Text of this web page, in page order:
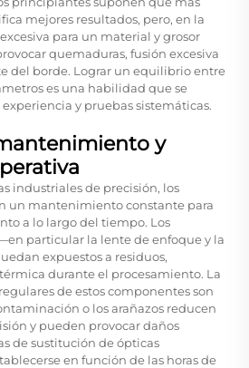
mejores resultados, pero, en la
para un material y grosor
quemaduras, fusión excesiva
del borde. Lograr un equilibrio entre
es una habilidad que se
y pruebas sistemáticas.
y
industriales de precisión, los
un mantenimiento constante para
a lo largo del tiempo. Los
particular la lente de enfoque y la
expuestos a residuos,
durante el procesamiento. La
de estos componentes son
o los arañazos reducen
y pueden provocar daños
de sustitución de ópticas
en función de las horas de